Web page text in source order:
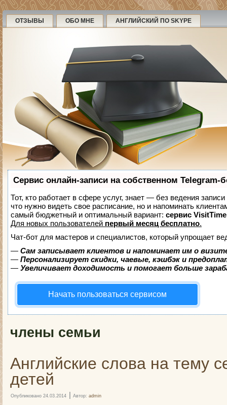
ОТЗЫВЫ ОБО МНЕ АНГЛИЙСКИЙ ПО SKYPE
Сервис онлайн-записи на собственном Telegram-
Тот, кто работает в сфере услуг, знает — без ведения
что нужно видеть свое расписание, но и напоминать
самый бюджетный и оптимальный вариант: сервис
Для новых пользователей первый месяц бесплатно.
Чат-бот для мастеров и специалистов, который упрощает
— Сам записывает клиентов и напоминает им о
— Персонализирует скидки, чаевые, кэшбэк и
— Увеличивает доходимость и помогает больше
Начать пользоваться сервисом
члены семьи
Английские слова на тему
детей
Опубликовано 24.03.2014 | Автор: admin